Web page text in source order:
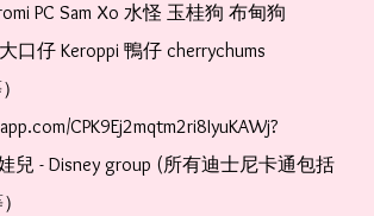
PC Sam Xo 水怪 玉桂狗 布甸狗
口仔 Keroppi 鴨仔 cherrychums
CPK9Ej2mqtm2ri8IyuKAWj?
兒 - Disney group (所有迪士尼卡通包括